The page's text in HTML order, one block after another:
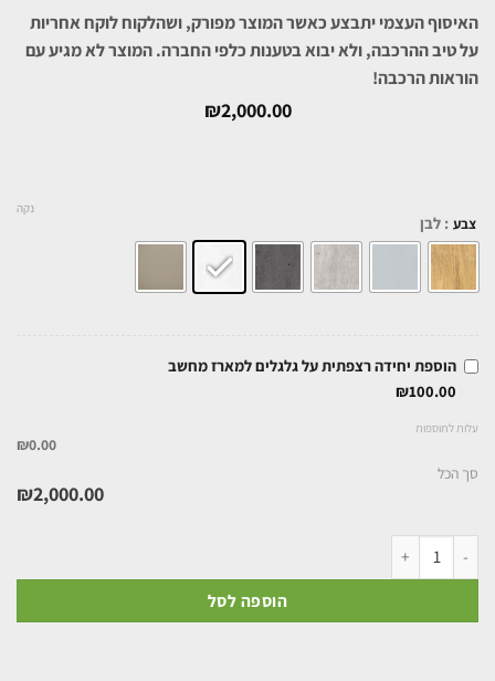
האיסוף העצמי יתבצע כאשר המוצר מפורק, ושהלקוח לוקח אחריות
על טיב ההרכבה, ולא יבוא בטענות כלפי החברה. המוצר לא מגיע עם
הוראות הרכבה!
₪2,000.00
צבע : לבן
נקה
הוספת יחידה רצפתית על גלגלים למארז מחשב
₪100.00
עלות לתוספות
₪0.00
סך הכל
₪2,000.00
הוספה לסל